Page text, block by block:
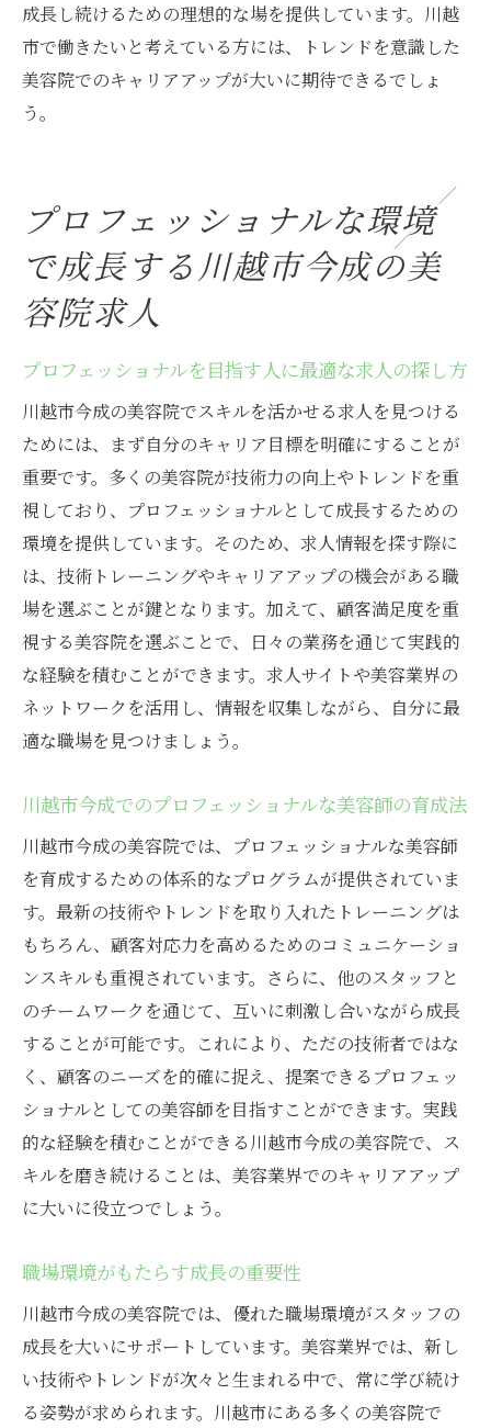
成長し続けるための理想的な場を提供しています。川越
市で働きたいと考えている方には、トレンドを意識した
美容院でのキャリアアップが大いに期待できるでしょ
う。
プロフェッショナルな環境
で成長する川越市今成の美
容院求人
プロフェッショナルを目指す人に最適な求人の探し方
川越市今成の美容院でスキルを活かせる求人を見つける
ためには、まず自分のキャリア目標を明確にすることが
重要です。多くの美容院が技術力の向上やトレンドを重
視しており、プロフェッショナルとして成長するための
環境を提供しています。そのため、求人情報を探す際に
は、技術トレーニングやキャリアアップの機会がある職
場を選ぶことが鍵となります。加えて、顧客満足度を重
視する美容院を選ぶことで、日々の業務を通じて実践的
な経験を積むことができます。求人サイトや美容業界の
ネットワークを活用し、情報を収集しながら、自分に最
適な職場を見つけましょう。
川越市今成でのプロフェッショナルな美容師の育成法
川越市今成の美容院では、プロフェッショナルな美容師
を育成するための体系的なプログラムが提供されていま
す。最新の技術やトレンドを取り入れたトレーニングは
もちろん、顧客対応力を高めるためのコミュニケーショ
ンスキルも重視されています。さらに、他のスタッフと
のチームワークを通じて、互いに刺激し合いながら成長
することが可能です。これにより、ただの技術者ではな
く、顧客のニーズを的確に捉え、提案できるプロフェッ
ショナルとしての美容師を目指すことができます。実践
的な経験を積むことができる川越市今成の美容院で、ス
キルを磨き続けることは、美容業界でのキャリアアップ
に大いに役立つでしょう。
職場環境がもたらす成長の重要性
川越市今成の美容院では、優れた職場環境がスタッフの
成長を大いにサポートしています。美容業界では、新し
い技術やトレンドが次々と生まれる中で、常に学び続け
る姿勢が求められます。川越市にある多くの美容院で